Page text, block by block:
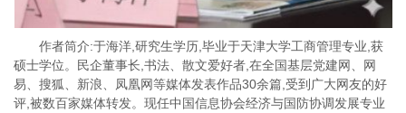
作者筒介:于海洋,研究生学历,毕业于天津大学工商管理专业,获
硕士学位。民企董事长,书法、散文爱好者,在全国基层党建网、网
易、搜狐、新浪、凤凰网等媒体发表作品30余篇,受到广大网友的好
评,被数百家媒体转发。现任中国信息协会经济与国防协调发展专业